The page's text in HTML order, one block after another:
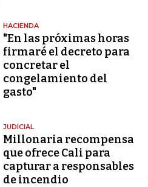
HACIENDA
"En las próximas horas
firmaré el decreto para
concretar el
congelamiento del
gasto"
JUDICIAL
Millonaria recompensa
que ofrece Cali para
capturar a responsables
de incendio